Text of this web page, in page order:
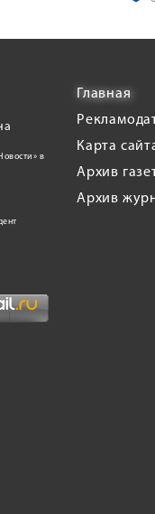
в
Главная
Карта
Архив
Архив